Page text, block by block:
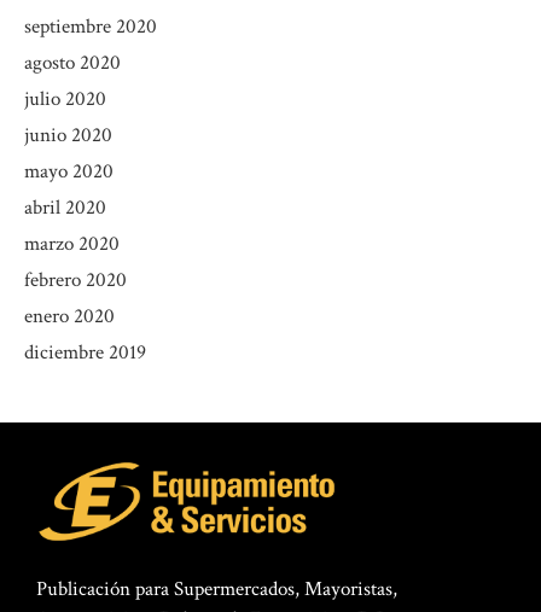
septiembre 2020
agosto 2020
julio 2020
junio 2020
mayo 2020
abril 2020
marzo 2020
febrero 2020
enero 2020
diciembre 2019
Publicación para Supermercados, Mayoristas,